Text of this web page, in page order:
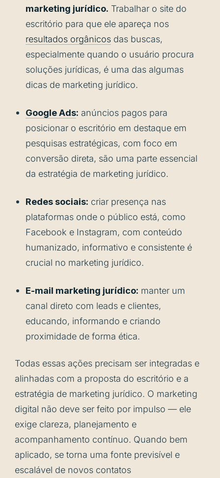
marketing jurídico. Trabalhar o site do
escritório para que ele apareça nos
resultados orgânicos das buscas,
especialmente quando o usuário procura
soluções jurídicas, é uma das algumas
dicas de marketing jurídico.
Google Ads: anúncios pagos para
posicionar o escritório em destaque em
pesquisas estratégicas, com foco em
conversão direta, são uma parte essencial
da estratégia de marketing jurídico.
Redes sociais: criar presença nas
plataformas onde o público está, como
Facebook e Instagram, com conteúdo
humanizado, informativo e consistente é
crucial no marketing jurídico.
E-mail marketing jurídico: manter um
canal direto com leads e clientes,
educando, informando e criando
proximidade de forma ética.
Todas essas ações precisam ser integradas e
alinhadas com a proposta do escritório e a
estratégia de marketing jurídico. O marketing
digital não deve ser feito por impulso — ele
exige clareza, planejamento e
acompanhamento contínuo. Quando bem
aplicado, se torna uma fonte previsível e
escalável de novos contatos